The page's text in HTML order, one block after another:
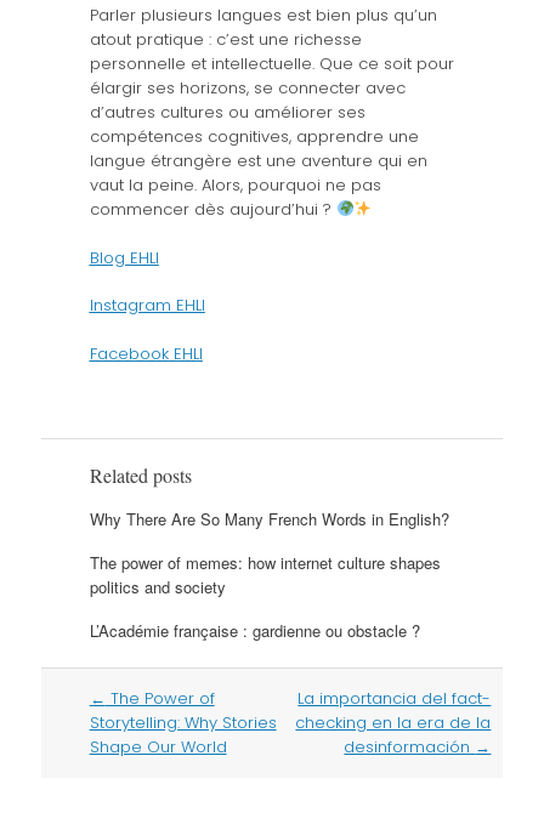
Parler plusieurs langues est bien plus qu’un
atout pratique : c’est une richesse
personnelle et intellectuelle. Que ce soit pour
élargir ses horizons, se connecter avec
d’autres cultures ou améliorer ses
compétences cognitives, apprendre une
langue étrangère est une aventure qui en
vaut la peine. Alors, pourquoi ne pas
commencer dès aujourd’hui ?
Blog EHLI
Instagram EHLI
Facebook EHLI
Related posts
Why There Are So Many French Words in English?
The power of memes: how internet culture shapes
politics and society
L’Académie française : gardienne ou obstacle ?
Post
navigation
← The Power of
Storytelling: Why Stories
Shape Our World
La importancia del fact-
checking en la era de la
desinformación →